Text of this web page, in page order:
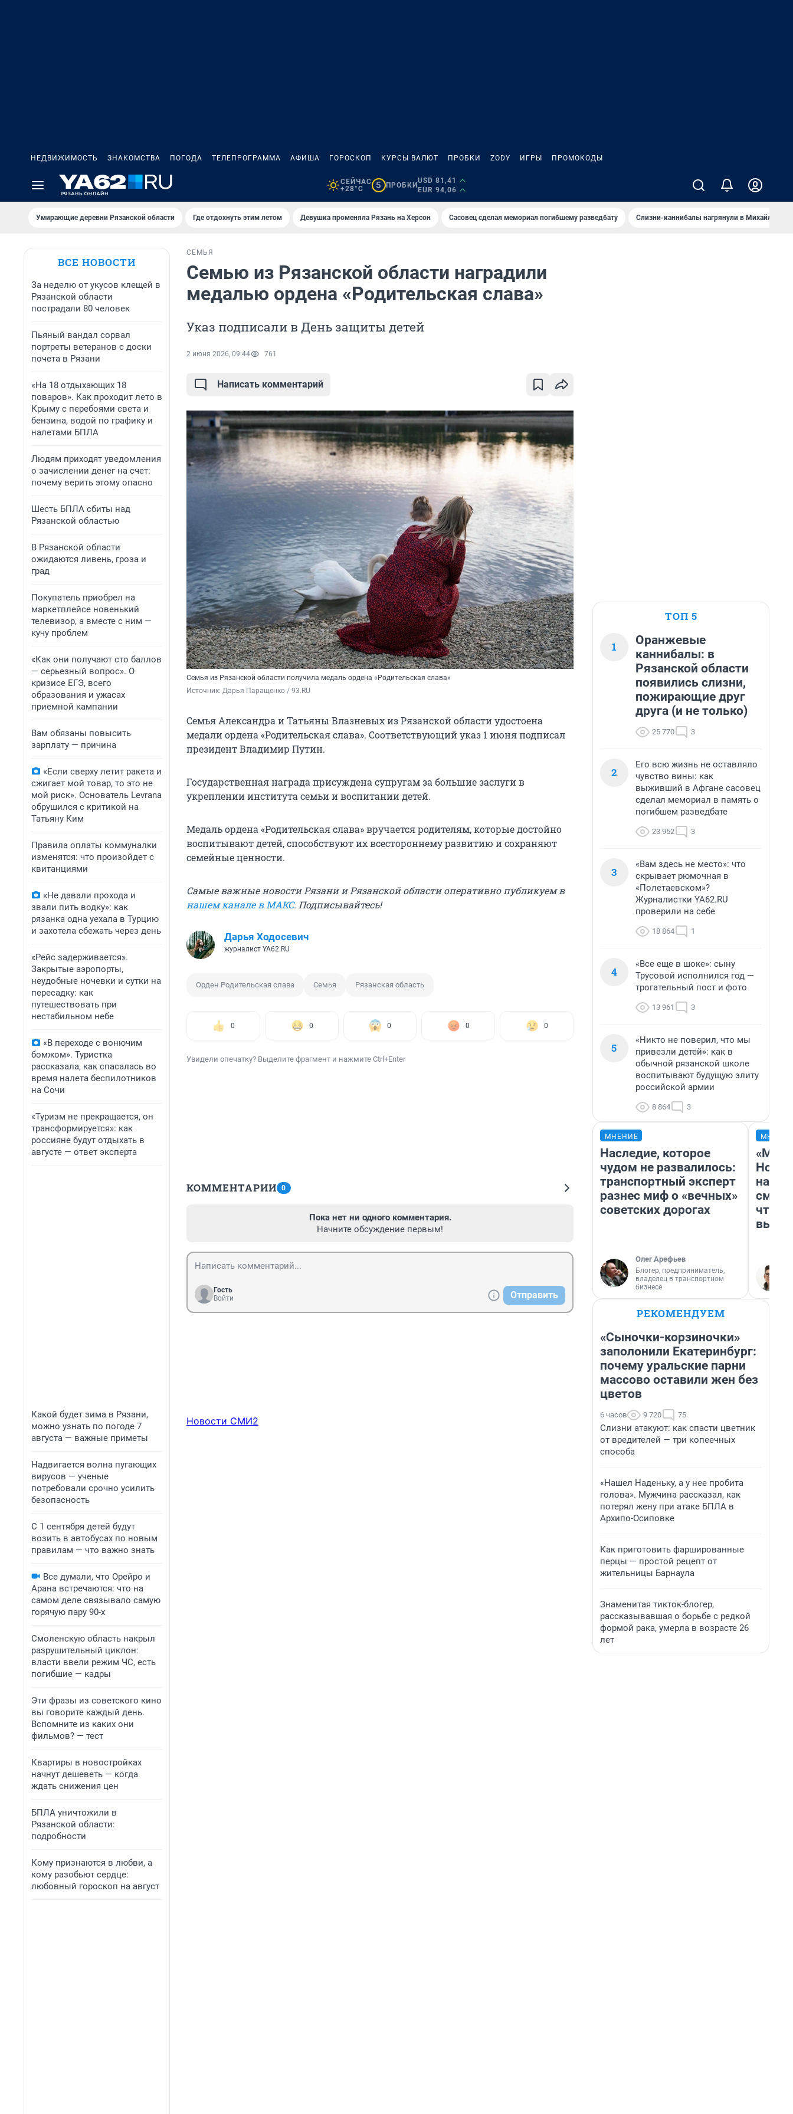
НЕДВИЖИМОСТЬ ЗНАКОМСТВА ПОГОДА ТЕЛЕПРОГРАММА АФИША ГОРОСКОП КУРСЫ ВАЛЮТ ПРОБКИ ZODY ИГРЫ ПРОМОКОДЫ
СЕЙЧАС
+28°C
5 ПРОБКИ
USD 81,41
EUR 94,06
Умирающие деревни Рязанской области Где отдохнуть этим летом Девушка променяла Рязань на Херсон Сасовец сделал мемориал погибшему разведбату Слизни-каннибалы нагрянули в Михайлов
ВСЕ НОВОСТИ
За неделю от укусов клещей в
Рязанской области
пострадали 80 человек
Пьяный вандал сорвал
портреты ветеранов с доски
почета в Рязани
«На 18 отдыхающих 18
поваров». Как проходит лето в
Крыму с перебоями света и
бензина, водой по графику и
налетами БПЛА
Людям приходят уведомления
о зачислении денег на счет:
почему верить этому опасно
Шесть БПЛА сбиты над
Рязанской областью
В Рязанской области
ожидаются ливень, гроза и
град
Покупатель приобрел на
маркетплейсе новенький
телевизор, а вместе с ним —
кучу проблем
«Как они получают сто баллов
— серьезный вопрос». О
кризисе ЕГЭ, всего
образования и ужасах
приемной кампании
Вам обязаны повысить
зарплату — причина
«Если сверху летит ракета и
сжигает мой товар, то это не
мой риск». Основатель Levrana
обрушился с критикой на
Татьяну Ким
Правила оплаты коммуналки
изменятся: что произойдет с
квитанциями
«Не давали прохода и
звали пить водку»: как
рязанка одна уехала в Турцию
и захотела сбежать через день
«Рейс задерживается».
Закрытые аэропорты,
неудобные ночевки и сутки на
пересадку: как
путешествовать при
нестабильном небе
«В переходе с вонючим
бомжом». Туристка
рассказала, как спасалась во
время налета беспилотников
на Сочи
«Туризм не прекращается, он
трансформируется»: как
россияне будут отдыхать в
августе — ответ эксперта
Какой будет зима в Рязани,
можно узнать по погоде 7
августа — важные приметы
Надвигается волна пугающих
вирусов — ученые
потребовали срочно усилить
безопасность
С 1 сентября детей будут
возить в автобусах по новым
правилам — что важно знать
Все думали, что Орейро и
Арана встречаются: что на
самом деле связывало самую
горячую пару 90-х
Смоленскую область накрыл
разрушительный циклон:
власти ввели режим ЧС, есть
погибшие — кадры
Эти фразы из советского кино
вы говорите каждый день.
Вспомните из каких они
фильмов? — тест
Квартиры в новостройках
начнут дешеветь — когда
ждать снижения цен
БПЛА уничтожили в
Рязанской области:
подробности
Кому признаются в любви, а
кому разобьют сердце:
любовный гороскоп на август
СЕМЬЯ
Семью из Рязанской области наградили
медалью ордена «Родительская слава»
Указ подписали в День защиты детей
2 июня 2026, 09:44 761
Написать комментарий
Семья из Рязанской области получила медаль ордена «Родительская слава»
Источник: Дарья Паращенко / 93.RU
Семья Александра и Татьяны Влазневых из Рязанской области удостоена
медали ордена «Родительская слава». Соответствующий указ 1 июня подписал
президент Владимир Путин.
Государственная награда присуждена супругам за большие заслуги в
укреплении института семьи и воспитании детей.
Медаль ордена «Родительская слава» вручается родителям, которые достойно
воспитывают детей, способствуют их всестороннему развитию и сохраняют
семейные ценности.
Самые важные новости Рязани и Рязанской области оперативно публикуем в
нашем канале в МАКС. Подписывайтесь!
Дарья Ходосевич
журналист YA62.RU
Орден Родительская слава Семья Рязанская область
0 0 0 0 0
Увидели опечатку? Выделите фрагмент и нажмите Ctrl+Enter
КОММЕНТАРИИ 0
Пока нет ни одного комментария.
Начните обсуждение первым!
Гость
Войти
Отправить
Новости СМИ2
ТОП 5
1
Оранжевые
каннибалы: в
Рязанской области
появились слизни,
пожирающие друг
друга (и не только)
25 770 3
2
Его всю жизнь не оставляло
чувство вины: как
выживший в Афгане сасовец
сделал мемориал в память о
погибшем разведбате
23 952 3
3
«Вам здесь не место»: что
скрывает рюмочная в
«Полетаевском»?
Журналистки YA62.RU
проверили на себе
18 864 1
4
«Все еще в шоке»: сыну
Трусовой исполнился год —
трогательный пост и фото
13 961 3
5
«Никто не поверил, что мы
привезли детей»: как в
обычной рязанской школе
воспитывают будущую элиту
российской армии
8 864 3
МНЕНИЕ
Наследие, которое
чудом не развалилось:
транспортный эксперт
разнес миф о «вечных»
советских дорогах
Олег Арефьев
Блогер, предприниматель,
владелец в транспортном
бизнесе
«Мы
РЕКОМЕНДУЕМ
«Сыночки-корзиночки»
заполонили Екатеринбург:
почему уральские парни
массово оставили жен без
цветов
6 часов 9 720 75
Слизни атакуют: как спасти цветник
от вредителей — три копеечных
способа
«Нашел Наденьку, а у нее пробита
голова». Мужчина рассказал, как
потерял жену при атаке БПЛА в
Архипо-Осиповке
Как приготовить фаршированные
перцы — простой рецепт от
жительницы Барнаула
Знаменитая тикток-блогер,
рассказывавшая о борьбе с редкой
формой рака, умерла в возрасте 26
лет